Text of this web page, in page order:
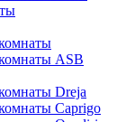
ASB
Dreja
Caprigo